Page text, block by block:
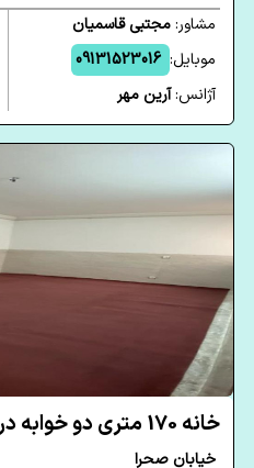
مشاور:مجتبی قاسمیان
موبایل: 09131523016
آژانس:آرین مهر
خانه 170 متری دو خوابه در خیابان صحرا یزد
خیابان صحرا